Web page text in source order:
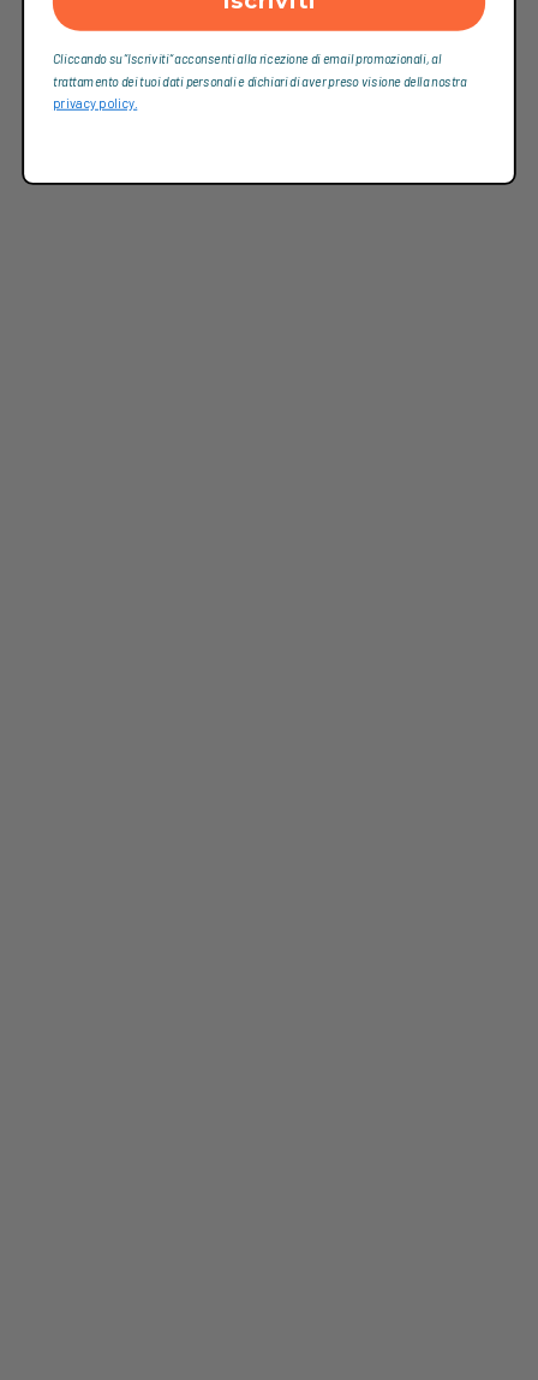
Cliccando su “Iscriviti“ acconsenti alla ricezione di email promozionali, al
trattamento dei tuoi dati personali e dichiari di aver preso visione della nostra
privacy policy.